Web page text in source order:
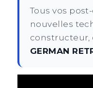
Tous vos
nouvelles
constructeur,
GERMAN